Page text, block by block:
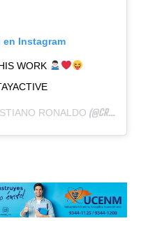
en Instagram
WORK
RONALDO (@CRISTIANO) EL